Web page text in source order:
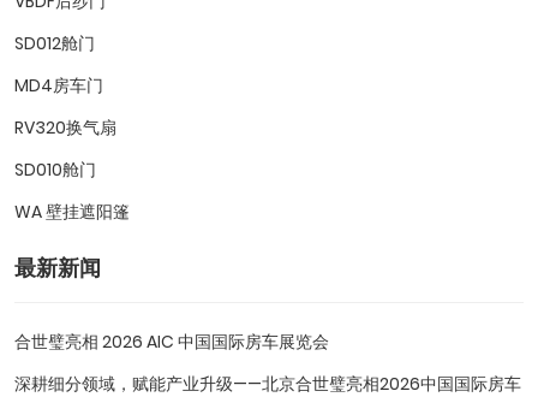
SD012舱门
MD4房车门
RV320换气扇
SD010舱门
WA 壁挂遮阳篷
最新新闻
合世璧亮相 2026 AIC 中国国际房车展览会
深耕细分领域，赋能产业升级——北京合世璧亮相2026中国国际房车